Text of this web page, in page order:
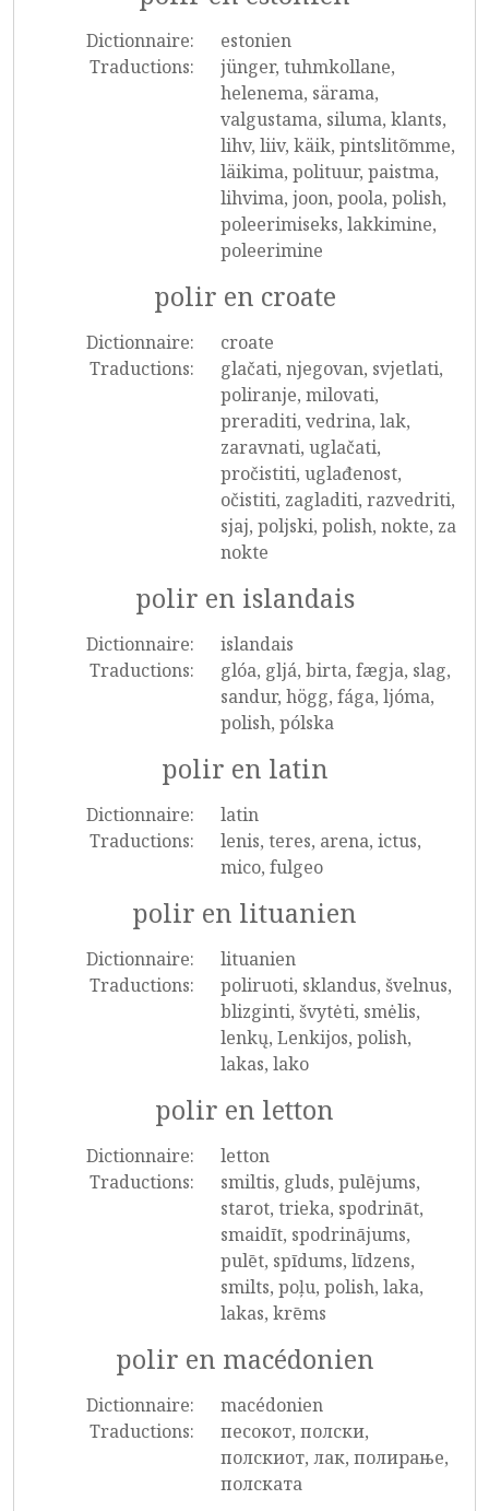
Dictionnaire:
estonien
Traductions:
jünger, tuhmkollane,
helenema, särama,
valgustama, siluma, klants,
lihv, liiv, käik, pintslitõmme,
läikima, polituur, paistma,
lihvima, joon, poola, polish,
poleerimiseks, lakkimine,
poleerimine
polir en croate
Dictionnaire:
croate
Traductions:
glačati, njegovan, svjetlati,
poliranje, milovati,
preraditi, vedrina, lak,
zaravnati, uglačati,
pročistiti, uglađenost,
očistiti, zagladiti, razvedriti,
sjaj, poljski, polish, nokte, za
nokte
polir en islandais
Dictionnaire:
islandais
Traductions:
glóa, gljá, birta, fægja, slag,
sandur, högg, fága, ljóma,
polish, pólska
polir en latin
Dictionnaire:
latin
Traductions:
lenis, teres, arena, ictus,
mico, fulgeo
polir en lituanien
Dictionnaire:
lituanien
Traductions:
poliruoti, sklandus, švelnus,
blizginti, švytėti, smėlis,
lenkų, Lenkijos, polish,
lakas, lako
polir en letton
Dictionnaire:
letton
Traductions:
smiltis, gluds, pulējums,
starot, trieka, spodrināt,
smaidīt, spodrinājums,
pulēt, spīdums, līdzens,
smilts, poļu, polish, laka,
lakas, krēms
polir en macédonien
Dictionnaire:
macédonien
Traductions:
песокот, полски,
полскиот, лак, полирање,
полската